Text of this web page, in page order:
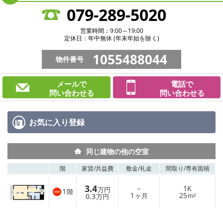
079-289-5020
営業時間：9:00～19:00
定休日：年中無休 (年末年始を除く)
物件番号 1055488044
メールで
問い合わせる
電話で
問い合わせる
お気に入り登録
同じ建物の他の空室
階 家賃/共益費 敷金/礼金 間取り/専有面積
1 階 3.4万円
0.3万円
－
1 ヶ月
1K
25m²